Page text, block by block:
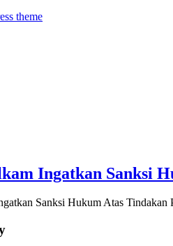
theme
Ingatkan Sanksi
Sanksi Hukum Atas